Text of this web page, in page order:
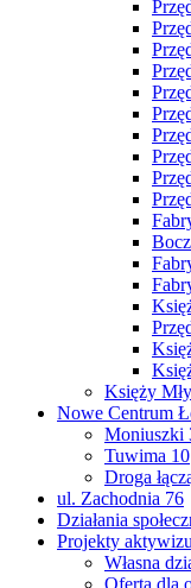
Księży
Nowe Centrum
Moniuszki
Tuwima 10
Droga
ul. Zachodnia 76
Działania
Projekty
Własna
Oferta dla